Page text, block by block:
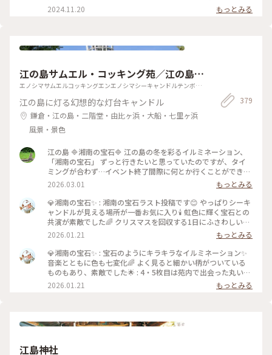
た。 #箱根 #箱根旧街道 #元箱根 #芦ノ湖 #クイーン芦ノ湖 #紅
の世界を体感したことがあるだけだが・・・。）船内を撮りた
い、甲板にも出たいとまたここでも1人焦ってしまった。 船内
たいという夢が、またふつふつと湧き上がる乗船時間であっ
葉は #まだまだ先 #きっと #見事だろう
見る頃から道は下りとなって、峠を越えたことを実感した。
木々の間から芦ノ湖のキラキラした湖面が見え、元箱根に到着
箱根湯本までのルートの乗り換えを考えると決まって気持ちが
いたので、早めに船に乗ろうとチケットを購入し、すぐ乗船の
長い列に並ぶことにした。 しかしそれが巧を奏して、「運よく
乗れればいいな」と思っていた「クイーン芦ノ湖」に乗ること
ができた。あのJR九州をはじめとする電車のデザインで有名な
水戸岡鋭治さんがデザインした船である。 船が進み始める
と、車で家族や友人たちとめぐった箱根の景色が見えてなんだ
か涙が出そうになった。 ふと先を見ると、富士山が少しだけ
クイーン芦ノ湖 #甲板の上は #すごい風
2024.11.20 もっとみる
江の島サムエル・コッキング苑／江の島シ
ーキャンドル（展望灯台）
エノシマサムエルコッキングエンエノシマシーキャンドルテンボウ
江の島に灯る幻想的な灯台キャンドル
鎌倉・江の島・二階堂・由比ヶ浜・大船・七里ヶ浜
風景・景色
379
江の島 🔷湘南の宝石🔷 江の島の冬を彩るイルミネーション、
「湘南の宝石」 ずっと行きたいと思っていたのですが、タイ
ミングが合わず…イベント終了間際に何とか行くことができま
した。 宝石のようなまばゆい光が散りばめれた美しいイルミ
ネーションは圧巻の美しさ。 華やかなシャンデリアやジュエ
リーライトにも魅了されました。 ＃ことりっぷ神奈川 ＃こと
りっぷ江の島 ＃江の島 ＃イルミネーション ＃湘南の宝石
2026.03.01
もっとみる
💎湘南の宝石✨ : 湘南の宝石ラスト投稿です😊 やっぱりシーキ
ャンドルが見える場所が一番お気に入り🕯️ 虹色に輝く宝石との
共演が素敵でした🌈 クリスマスを回収する1日にふさわしいイ
ルミネーションでした✨ 朝の片瀬諏訪神社からこのイルミネー
ションまで一日中楽しかったです🎵 : ちなみに、私が買った
1dayチケットにはシーキャンドルの入場券も付いていたので
すが… すごい混雑で整理券制になっていました！ いろいろま
わった後に気付いて、その時には入場まで40〜50分😳 帰りの
時間もあったので諦めました🥲 湘南の宝石へこれから行く
方、混雑している時はシーキャンドルに最初に行って整理券を
色 #キラキラ #輝きに包まれて #キラキラにときめく #クリス
毎日
2026.01.21
もっとみる
💎湘南の宝石✨ : 宝石のようにキラキラなイルミネーション✨
音楽とともに色も七変化🌈 よく見ると細かい柄がついている
ものもあり、素敵でした🌟 : 4・5枚目は苑内で出会った丸いキ
ラキラたち✨ 写真を見返したら、なぜかたくさんの◯を撮って
いました😆 : 📷:2025.12.29 Mon. : #開運旅 #江の島散歩 #イル
キラにときめく #クリスマスを回収する1日 #江の島 #藤沢 #神
2026.01.21 もっとみる
江島神社